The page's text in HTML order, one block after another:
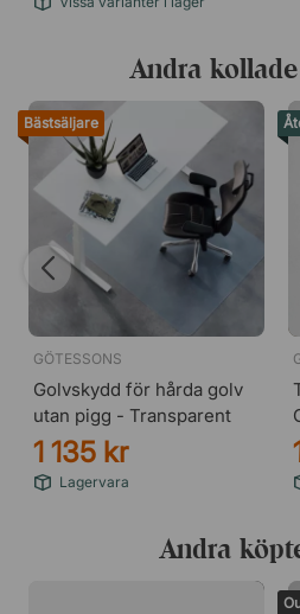
Brun (61011)
Andra
Bästsäljare
GÖTESSONS
Golvskydd för hårda golv
utan pigg - Transparent
1 135 kr
Lagervara
Andra